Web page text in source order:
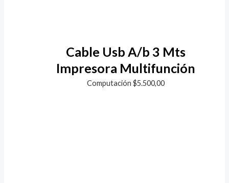
Cable Usb A/b 3 Mts
Impresora Multifunción
Computación $5.500,00